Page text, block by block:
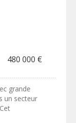
480 000 €
grande
un secteur